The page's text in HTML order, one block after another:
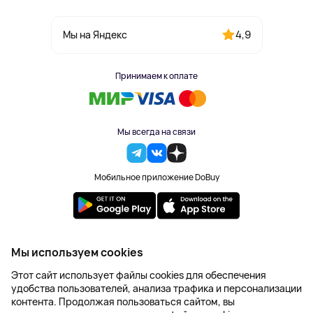
Мы на Яндекс 4,9
Принимаем к оплате
Мы всегда на связи
Мобильное приложение DoBuy
2023-2026 © DoBuy. Все права защищены
Правила обработки персональных данных
Пользовательское соглашение
Оферта
Создание сайта – NetLab
Мы используем cookies
Этот сайт использует файлы cookies для обеспечения
удобства пользователей, анализа трафика и персонализации
контента. Продолжая пользоваться сайтом, вы